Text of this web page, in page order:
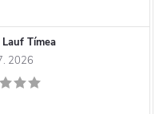
Lauf Tímea
2026